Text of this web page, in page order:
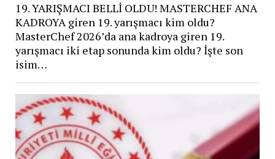
19. YARIŞMACI BELLİ OLDU! MASTERCHEF ANA
KADROYA giren 19. yarışmacı kim oldu?
MasterChef 2026’da ana kadroya giren 19.
yarışmacı iki etap sonunda kim oldu? İşte son
isim…